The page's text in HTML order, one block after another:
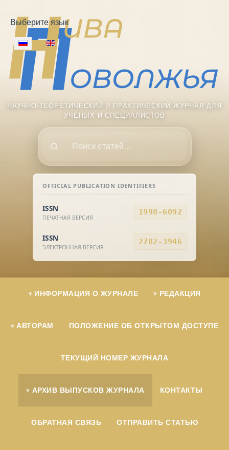
Выберите язык
OFFICIAL PUBLICATION IDENTIFIERS
ISSN
ПЕЧАТНАЯ ВЕРСИЯ
1998-6092
ISSN
ЭЛЕКТРОННАЯ ВЕРСИЯ
2782-3946
НАУЧНО-ТЕОРЕТИЧЕСКИЙ И ПРАКТИЧЕСКИЙ ЖУРНАЛ ДЛЯ
УЧЕНЫХ И СПЕЦИАЛИСТОВ
ИНФОРМАЦИЯ О ЖУРНАЛЕ РЕДАКЦИЯ
АВТОРАМ ПОЛОЖЕНИЕ ОБ ОТКРЫТОМ ДОСТУПЕ
ТЕКУЩИЙ НОМЕР ЖУРНАЛА
АРХИВ ВЫПУСКОВ ЖУРНАЛА КОНТАКТЫ
ОБРАТНАЯ СВЯЗЬ ОТПРАВИТЬ СТАТЬЮ